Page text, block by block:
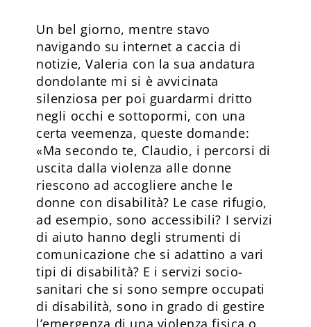
Un bel giorno, mentre stavo
navigando su internet a caccia di
notizie, Valeria con la sua andatura
dondolante mi si è avvicinata
silenziosa per poi guardarmi dritto
negli occhi e sottopormi, con una
certa veemenza, queste domande:
«Ma secondo te, Claudio, i percorsi di
uscita dalla violenza alle donne
riescono ad accogliere anche le
donne con disabilità? Le case rifugio,
ad esempio, sono accessibili? I servizi
di aiuto hanno degli strumenti di
comunicazione che si adattino a vari
tipi di disabilità? E i servizi socio-
sanitari che si sono sempre occupati
di disabilità, sono in grado di gestire
l’emergenza di una violenza fisica o